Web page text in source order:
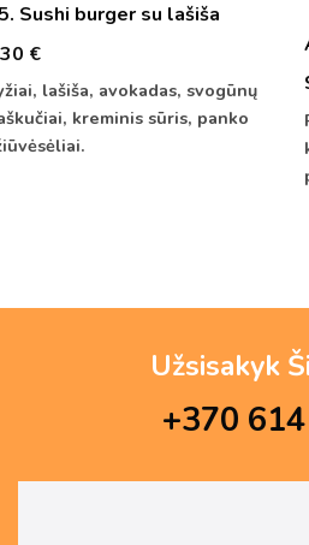
Sushi burger su lašiša
€
lašiša, avokadas, svogūnų
kreminis sūris, panko
Užsisakyk
+370